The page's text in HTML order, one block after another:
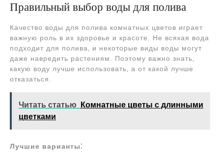
Правильный выбор воды для полива
Качество воды для полива комнатных цветов играет
важную роль в их здоровье и красоте. Не всякая вода
подходит для полива‚ и некоторые виды воды могут
даже навредить растениям. Поэтому важно знать‚
какую воду лучше использовать‚ а от какой лучше
отказаться.
Читать статью
Комнатные цветы с длинными
цветками
Лучшие варианты⁚